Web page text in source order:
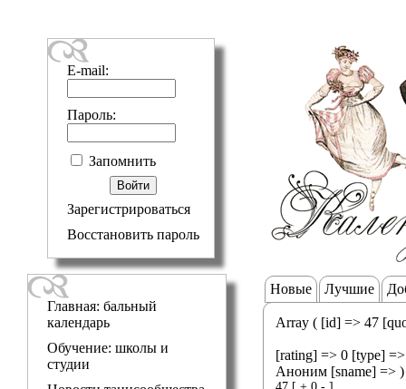
E-mail:
Пароль:
Запомнить
Зарегистрироваться
Восстановить пароль
Главная: бальный
календарь
Обучение: школы и
студии
Новые Лучшие
Array ( [id] => 47
[rating] => 0 [type]
Аноним [sname] => )